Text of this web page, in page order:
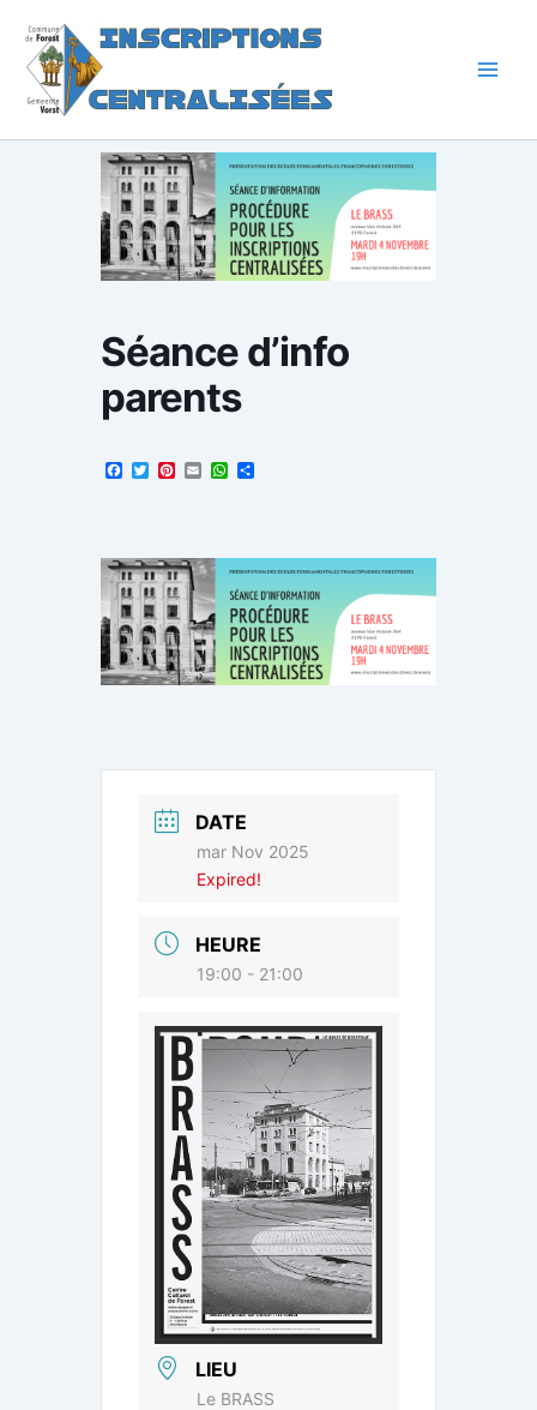
contenu
Séance d’info
parents
Facebook
TwitterPinterest
EmailWhatsApp
DATE
mar Nov 2025
Expired!
HEURE
19:00 - 21:00
LIEU
Le BRASS